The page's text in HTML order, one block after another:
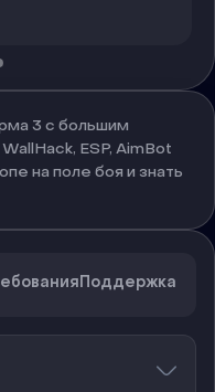
3 с большим
ESP, AimBot
на поле боя и знать
Поддержка